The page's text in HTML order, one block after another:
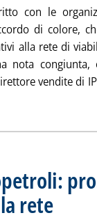
con le
di colore,
alla rete di
nota congiunta,
vendite di
rete ..